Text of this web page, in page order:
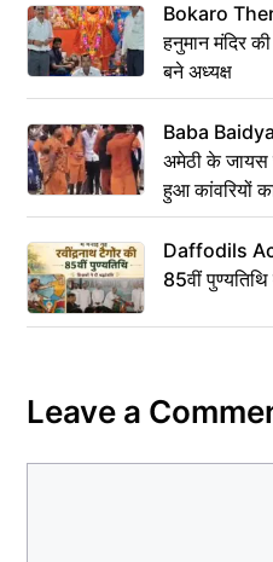
Bokaro
हनुमान मंदिर
बने अध्यक्ष
Baba
अमेठी के जायस
हुआ कांवरियों
Daffodils
85वीं पुण्यतिथि
Leave a